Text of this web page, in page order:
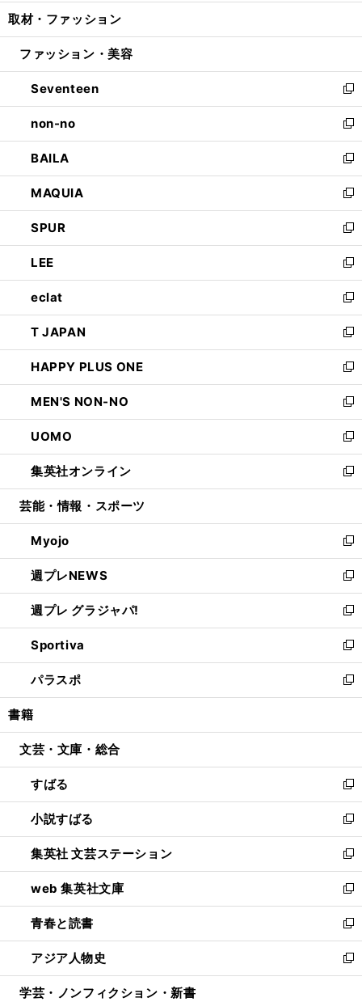
開
ン
ウ
開
く
ウ
ン
ウ
で
開
く
し
ウ
ン
ド
ウ
で
開
く
取材・ファッション
ファッション・美容
Seventeen
新
し
い
ウ
ィ
ン
ド
ウ
で
開
く
non-no
新
し
い
ウ
ィ
ン
ド
ウ
で
開
く
BAILA
新
し
い
ウ
ィ
ン
ド
ウ
で
開
く
MAQUIA
新
し
い
ウ
ィ
ン
ド
ウ
で
開
く
SPUR
新
し
い
ウ
ィ
ン
ド
ウ
で
開
く
LEE
新
し
い
ウ
ィ
ン
ド
ウ
で
開
く
eclat
新
し
い
ウ
ィ
ン
ド
ウ
で
開
く
T JAPAN
新
し
い
ウ
ィ
ン
ド
ウ
で
開
HAPPY PLUS ONE
新
し
い
ウ
ィ
ン
ド
ウ
開
く
MEN'S NON-NO
新
し
い
ウ
ィ
ン
ウ
で
開
く
UOMO
新
し
い
ウ
ン
ド
ウ
で
開
く
集英社オンライン
新
し
ウ
ィ
ン
ド
ウ
で
開
く
芸能・情報・スポーツ
Myojo
新
し
い
ウ
ィ
ン
ド
ウ
で
開
週プレNEWS
新
し
い
ウ
ィ
ン
ド
ウ
開
週プレ グラジャパ!
新
し
い
ウ
ィ
ン
ウ
開
く
Sportiva
新
し
い
ウ
ン
ウ
で
開
く
パラスポ
新
し
ウ
ン
ド
ウ
で
開
く
書籍
文芸・文庫・総合
すばる
新
し
い
ウ
ィ
ン
ド
ウ
で
開
く
小説すばる
新
し
い
ウ
ィ
ン
ド
ウ
で
開
集英社 文芸ステーション
新
し
い
ウ
ィ
ン
ド
ウ
web 集英社文庫
新
し
い
ウ
ィ
ン
青春と読書
新
し
い
ウ
アジア人物史
新
し
学芸・ノンフィクション・新書